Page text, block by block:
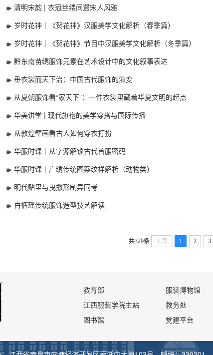
清明宋韵 | 衣冠丝缕间遇宋人风雅
岁时花神｜《贺花神》汉服美学文化解析（春季篇）
岁时花神｜《贺花神》节目中汉服美学文化解析（冬季篇）
黔东南苗绣服饰元素在艺术设计中的文化叙事表达
垂衣裳而天下治：中国古代服饰的演变
从夏朝服饰看“家天下”：一件衣裳里藏着华夏文明的起点
华美讲堂 | 现代旗袍的美学穿搭与国际传播
从敦煌壁画看古人如何穿衣打扮
华服时课｜从字源解锁古代首服密码
华服时课｜广绣传统图案纹样解析（动物类）
明代贴里与曳撒形制异同考
白裤瑶传统服饰造型技艺解读
共329条 上页 1 2 3
教育部
江西服装学院主站
图书馆
服装博物馆
教务处
党建平台